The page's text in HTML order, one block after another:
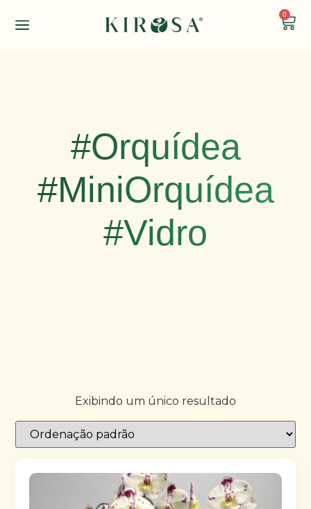
0
#Orquídea
#MiniOrquídea
#Vidro
Exibindo um único resultado